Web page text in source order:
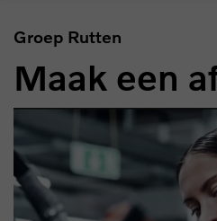
Groep Rutten
Maak een